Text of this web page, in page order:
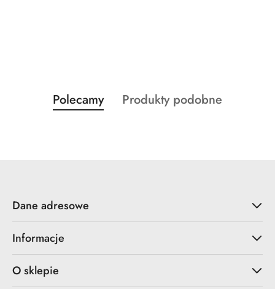
Pomiń karuzelę produktów
Produkty
o
Polecamy
Produkty
Produkty podobne
Dane adresowe
Informacje
O sklepie